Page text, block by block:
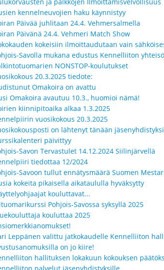
kennelneuvojien haku käynnistyy
Päivää juhlitaan 24.4. Vehmersalmella
Päivänä 24.4. Vehmeri Match Show
kokeisiin ilmoittaudutaan vain
Savolla mukana edustus Kennelliiton
NONSTOP-koulutukset
20.3.2025 tiedote:
Omakoira on avattu
Omakoira avautuu 10.3., huomioi nämä!
kiinnipitoaika alkaa 1.3.2025
vuosikokous 20.3.2025
on lähtenyt tänään
päivittyy
Savon Tervastulet 14.12.2024 Siilinjärvellä
tiedottaa 12/2024
Savoon tullut ennätysmäärä Suomen
kokeita pikaisella aikataululla hyväksytty
kouluttavat...
Pohjois-Savossa syksyllä 2025
kouluttaa 2025
Leppänen valittu jatkokaudelle Kennelliiton
on jo kiire!
hallituksen lokakuun kokouksen